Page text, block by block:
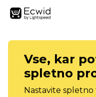
Vse, kar
spletno
Nastavite